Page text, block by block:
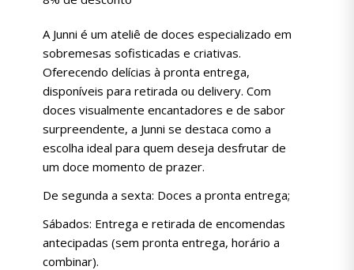
A Junni é um ateliê de doces especializado em
sobremesas sofisticadas e criativas.
Oferecendo delícias à pronta entrega,
disponíveis para retirada ou delivery. Com
doces visualmente encantadores e de sabor
surpreendente, a Junni se destaca como a
escolha ideal para quem deseja desfrutar de
um doce momento de prazer.
De segunda a sexta: Doces a pronta entrega;
Sábados: Entrega e retirada de encomendas
antecipadas (sem pronta entrega, horário a
combinar).